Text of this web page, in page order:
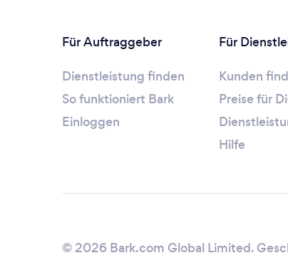
Für Auftraggeber
Dienstleistung finden
So funktioniert Bark
Einloggen
Für
Kunden
Preise für
Hilfe
© 2026 Bark.com Global Limited.